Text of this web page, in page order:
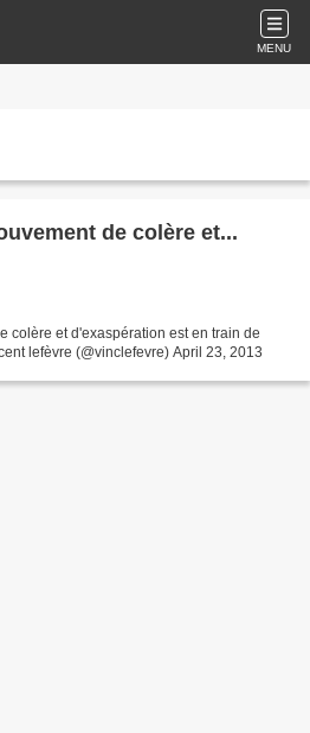
MENU
de colère et...
colère et d'exaspération est en train de
lefèvre (@vinclefevre) April 23, 2013